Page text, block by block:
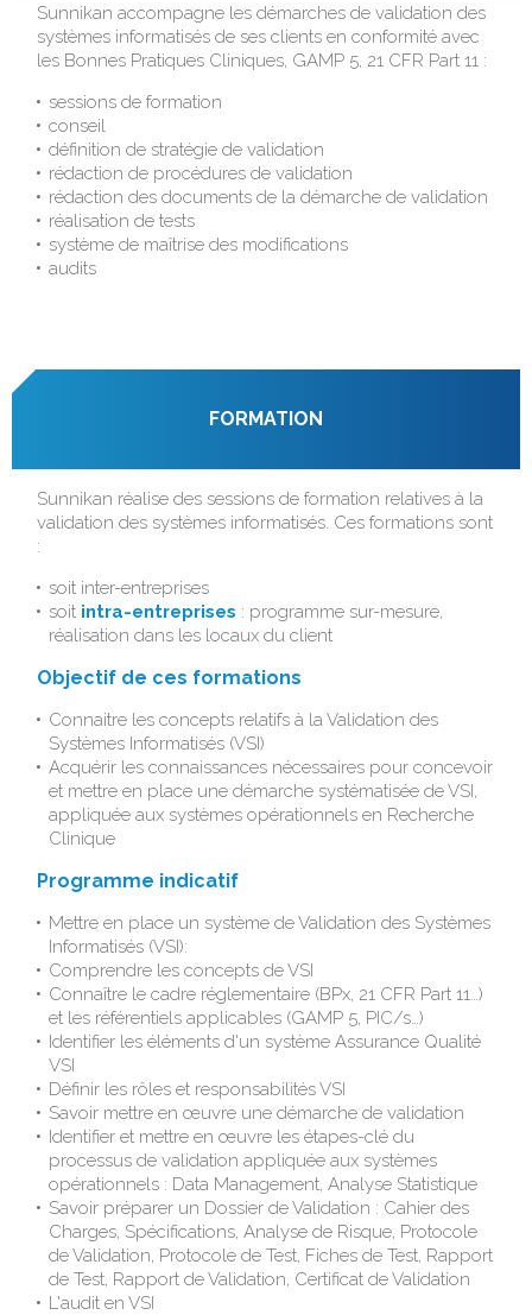
Sunnikan accompagne les démarches de validation des
systèmes informatisés de ses clients en conformité avec
les Bonnes Pratiques Cliniques, GAMP 5, 21 CFR Part 11 :
sessions de formation
conseil
définition de stratégie de validation
rédaction de procédures de validation
rédaction des documents de la démarche de validation
réalisation de tests
système de maîtrise des modifications
audits
FORMATION
Sunnikan réalise des sessions de formation relatives à la
validation des systèmes informatisés. Ces formations sont
:
soit inter-entreprises
soit intra-entreprises : programme sur-mesure,
réalisation dans les locaux du client
Objectif de ces formations
Connaitre les concepts relatifs à la Validation des
Systèmes Informatisés (VSI)
Acquérir les connaissances nécessaires pour concevoir
et mettre en place une démarche systématisée de VSI,
appliquée aux systèmes opérationnels en Recherche
Clinique
Programme indicatif
Mettre en place un système de Validation des Systèmes
Informatisés (VSI):
Comprendre les concepts de VSI
Connaître le cadre réglementaire (BPx, 21 CFR Part 11…)
et les référentiels applicables (GAMP 5, PIC/s…)
Identifier les éléments d'un système Assurance Qualité
VSI
Définir les rôles et responsabilités VSI
Savoir mettre en œuvre une démarche de validation
Identifier et mettre en œuvre les étapes-clé du
processus de validation appliquée aux systèmes
opérationnels : Data Management, Analyse Statistique
Savoir préparer un Dossier de Validation : Cahier des
Charges, Spécifications, Analyse de Risque, Protocole
de Validation, Protocole de Test, Fiches de Test, Rapport
de Test, Rapport de Validation, Certificat de Validation
L'audit en VSI